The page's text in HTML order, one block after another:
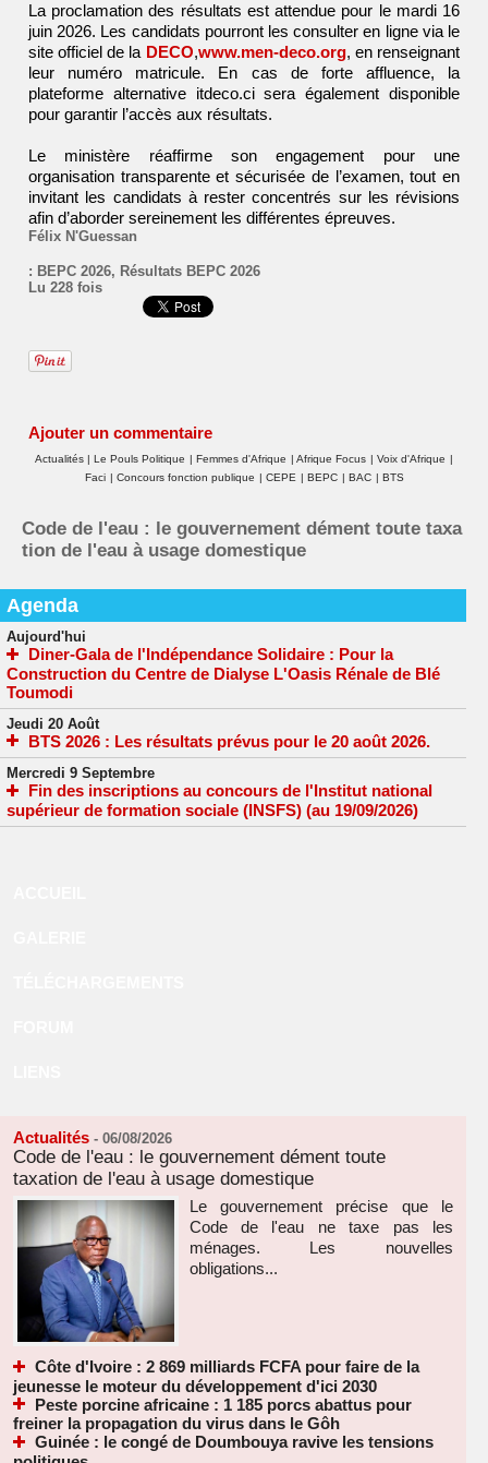
La proclamation des résultats est attendue pour le mardi 16
juin 2026. Les candidats pourront les consulter en ligne via le
site officiel de la DECO,www.men-deco.org, en renseignant
leur numéro matricule. En cas de forte affluence, la
plateforme alternative itdeco.ci sera également disponible
pour garantir l’accès aux résultats.
Le ministère réaffirme son engagement pour une
organisation transparente et sécurisée de l’examen, tout en
invitant les candidats à rester concentrés sur les révisions
afin d’aborder sereinement les différentes épreuves.
Félix N'Guessan
: BEPC 2026, Résultats BEPC 2026
Lu 228 fois
Ajouter un commentaire
Actualités | Le Pouls Politique | Femmes d'Afrique | Afrique Focus | Voix d'Afrique |
Faci | Concours fonction publique | CEPE | BEPC | BAC | BTS
Code de l'eau : le gouvernement dément toute taxa
tion de l'eau à usage domestique
Agenda
Aujourd'hui
Diner-Gala de l'Indépendance Solidaire : Pour la
Construction du Centre de Dialyse L'Oasis Rénale de Blé
Toumodi
Jeudi 20 Août
BTS 2026 : Les résultats prévus pour le 20 août 2026.
Mercredi 9 Septembre
Fin des inscriptions au concours de l'Institut national
supérieur de formation sociale (INSFS) (au 19/09/2026)
Actualités - 06/08/2026
Code de l'eau : le gouvernement dément toute
taxation de l'eau à usage domestique
Le gouvernement précise que le
Code de l'eau ne taxe pas les
ménages. Les nouvelles
obligations...
Côte d'Ivoire : 2 869 milliards FCFA pour faire de la
jeunesse le moteur du développement d'ici 2030
Peste porcine africaine : 1 185 porcs abattus pour
freiner la propagation du virus dans le Gôh
Guinée : le congé de Doumbouya ravive les tensions